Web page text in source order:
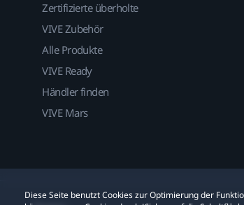
Diese Seite benutzt Cookies zur Optimierung der
Zertifizierte überholte
VIVE Zubehör
Alle Produkte
VIVE Ready
Händler finden
VIVE Mars